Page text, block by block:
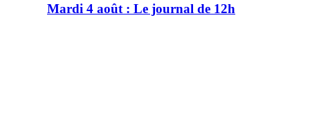
Mardi 4 août : Le journal de 12h